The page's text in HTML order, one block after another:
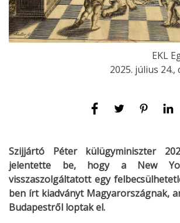
EKL
2025. július
Szijjártó Péter külügyminiszter
jelentette be, hogy a New
visszaszolgáltatott egy
ben írt kiadványt Magyarországnak,
Budapestről loptak el.